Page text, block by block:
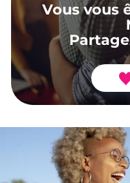
Vous vous